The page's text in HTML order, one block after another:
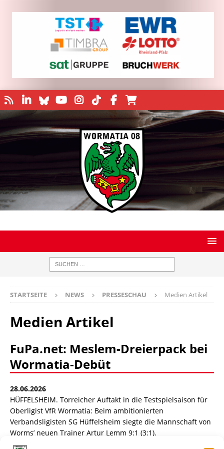
STARTSEITE NEWS PRESSESCHAU Medien Artikel
Medien Artikel
FuPa.net: Meslem-Dreierpack bei
Wormatia-Debüt
28.06.2026
HÜFFELSHEIM. Torreicher Auftakt in die Testspielsaison für
Oberligist VfR Wormatia: Beim ambitionierten
Verbandsligisten SG Hüffelsheim siegte die Mannschaft von
Worms’ neuen Trainer Artur Lemm 9:1 (3:1).